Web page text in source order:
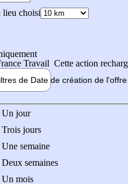
lieu choisi
Travail Cette action
de Date de création de l'offre
de l'offre
Un jour
Trois jours
Une semaine
Deux semaines
Un mois